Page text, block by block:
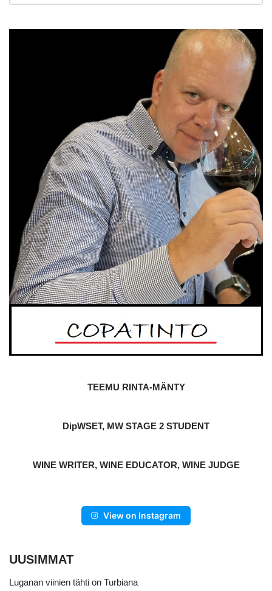
TEEMU RINTA-MÄNTY
DipWSET, MW STAGE 2 STUDENT
WINE WRITER, WINE EDUCATOR, WINE JUDGE
View on Instagram
UUSIMMAT
Luganan viinien tähti on Turbiana